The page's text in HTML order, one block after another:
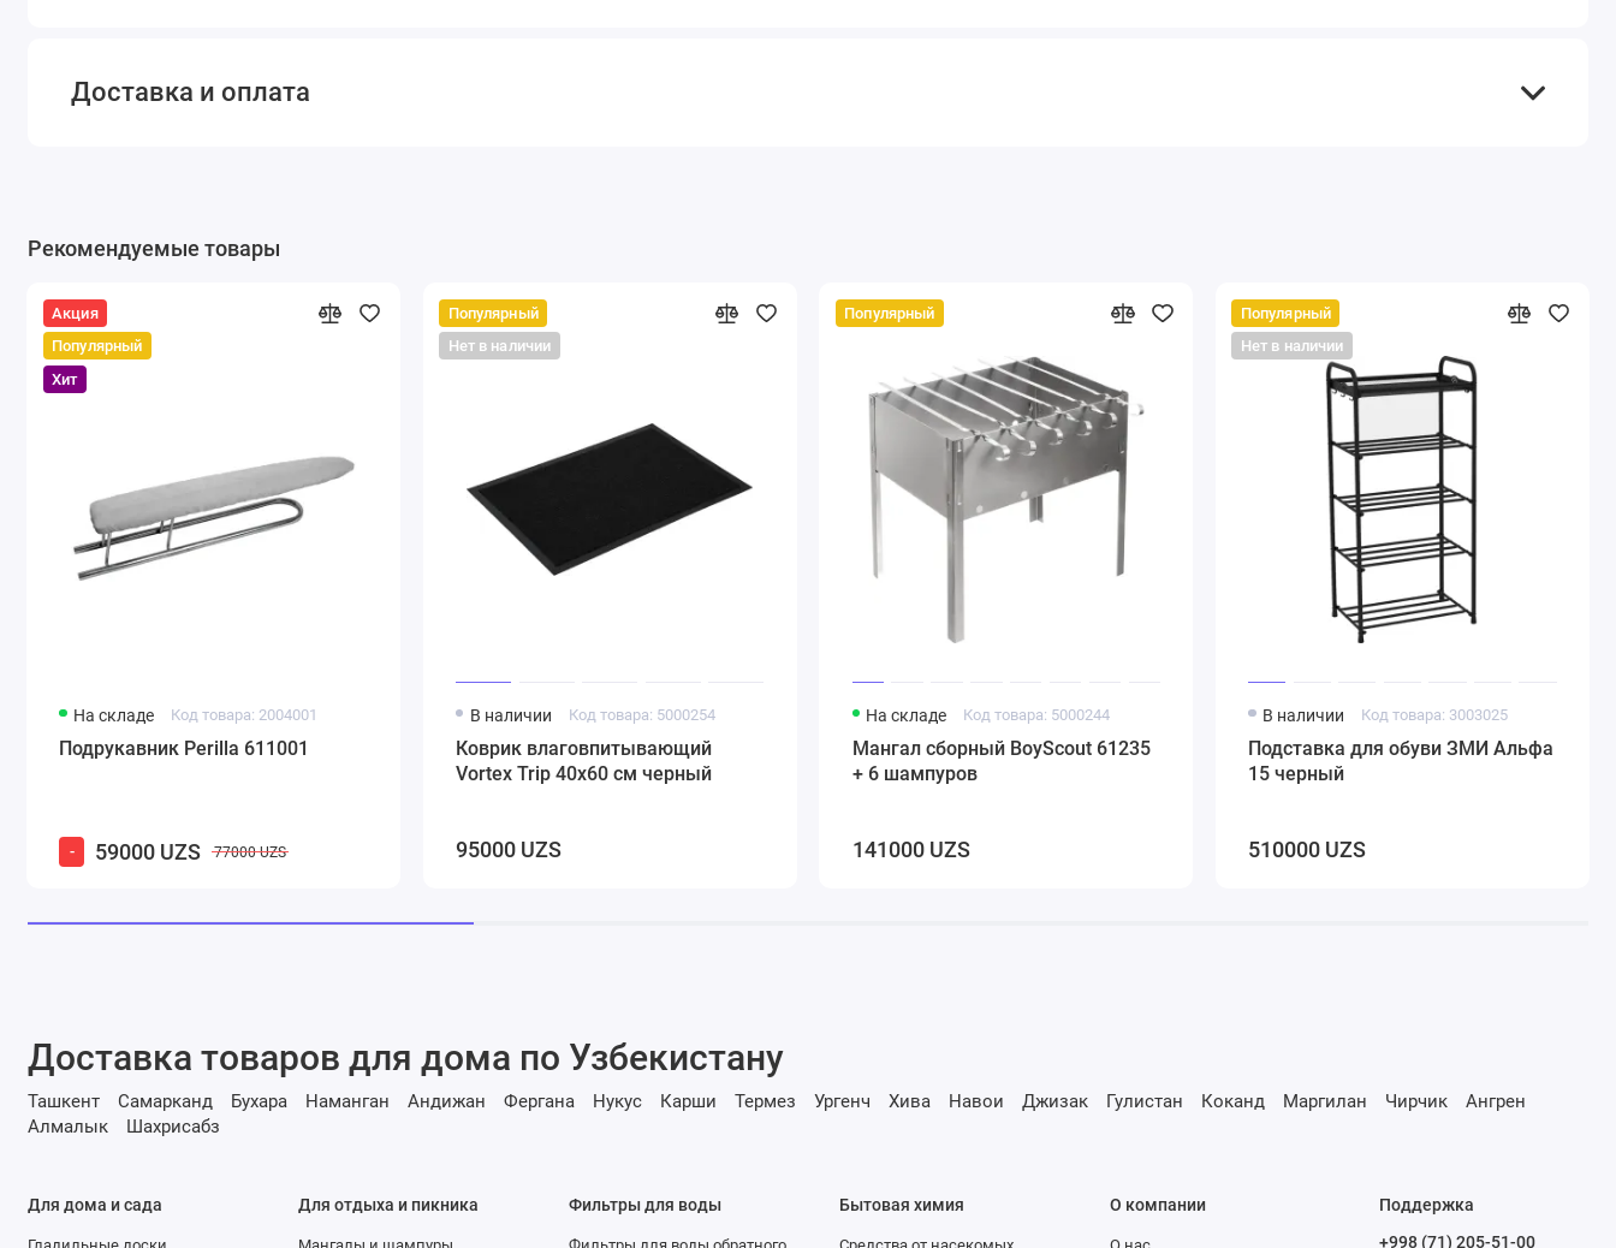
Доставка и оплата
Рекомендуемые товары
Акция
Популярный
Хит
На складе Код товара: 2004001
Подрукавник Perilla 611001
- 59000 UZS 77000 UZS
Популярный
Нет в наличии
В наличии Код товара: 5000254
Коврик влаговпитывающий
Vortex Trip 40х60 см черный
95000 UZS
Популярный
На складе Код товара: 5000244
Мангал сборный BoyScout 61235
+ 6 шампуров
141000 UZS
Популярный
Нет в наличии
В наличии Код товара: 3003025
Подставка для обуви ЗМИ Альфа
15 черный
510000 UZS
Доставка товаров для дома по Узбекистану
Ташкент Самарканд Бухара Наманган Андижан Фергана Нукус Карши Термез Ургенч Хива Навои Джизак Гулистан Коканд Маргилан Чирчик
Ангрен
Алмалык
Шахрисабз
Для дома и сада Для отдыха и пикника Фильтры для воды Бытовая химия О компании
Поддержка
+998 (71) 205-51-00